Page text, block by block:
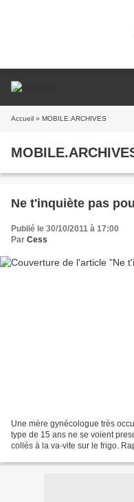
Accueil » MOBILE.ARCHIVES
Ne t'inquiète pas
Publié le 30/10/2011 à 17:00
Par Cess
Une mère gynécologue très
type de 15 ans ne se voient
collés à la va-vite sur le frigo.